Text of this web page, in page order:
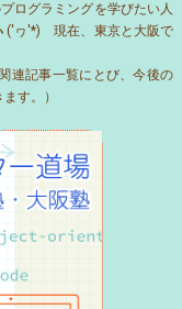
ログラミングを学びたい人
('ヮ'*)ゝ現在、東京と大阪で
連記事一覧にとび、今後の
す。）